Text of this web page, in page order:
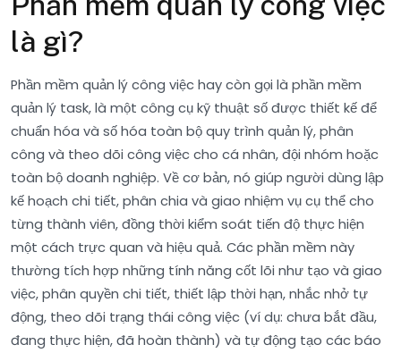
là gì?
Phần mềm quản lý công việc hay còn gọi là phần mềm
quản lý task, là một công cụ kỹ thuật số được thiết kế để
chuẩn hóa và số hóa toàn bộ quy trình quản lý, phân
công và theo dõi công việc cho cá nhân, đội nhóm hoặc
toàn bộ doanh nghiệp. Về cơ bản, nó giúp người dùng lập
kế hoạch chi tiết, phân chia và giao nhiệm vụ cụ thể cho
từng thành viên, đồng thời kiểm soát tiến độ thực hiện
một cách trực quan và hiệu quả. Các phần mềm này
thường tích hợp những tính năng cốt lõi như tạo và giao
việc, phân quyền chi tiết, thiết lập thời hạn, nhắc nhở tự
động, theo dõi trạng thái công việc (ví dụ: chưa bắt đầu,
đang thực hiện, đã hoàn thành) và tự động tạo các báo